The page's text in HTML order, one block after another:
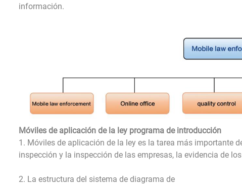
información.
Móviles de aplicación de la ley programa de introducción
1. Móviles de aplicación de la ley es la tarea más importante
inspección y la inspección de las empresas, la evidencia de
2. La estructura del sistema de diagrama de